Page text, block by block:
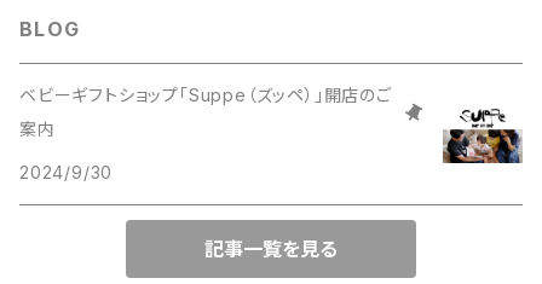
BLOG
ベビーギフトショップ「Suppe（ズッペ）」開店のご
案内
2024/9/30
記事一覧を見る